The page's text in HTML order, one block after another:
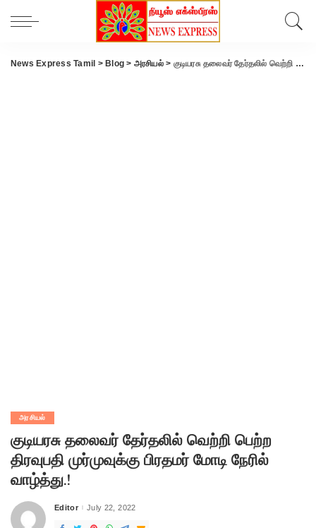
News Express Tamil > Blog > அரசியல்> குடியரசு தலைவர் தேர்தலில் வெற்றி பெற்ற திரவுபதி முர்முவுக்கு பிரதமர் மோடி நேரில் வாழ்த்து.!
அரசியல்
குடியரசு தலைவர் தேர்தலில் வெற்றி பெற்ற
திரவுபதி முர்முவுக்கு பிரதமர் மோடி நேரில்
வாழ்த்து.!
Posted
Editor July 22, 2022